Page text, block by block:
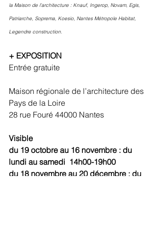
la Maison de l’architecture : Knauf, Ingerop, Novam, Egis,
Patriarche, Soprema, Koesio, Nantes Métropole Habitat,
Legendre construction.
+ EXPOSITION
Entrée gratuite
Maison régionale de l’architecture des
Pays de la Loire
28 rue Fouré 44000 Nantes
Visible
du 19 octobre au 16 novembre : du
lundi au samedi  14h00-19h00
du 18 novembre au 20 décembre : du